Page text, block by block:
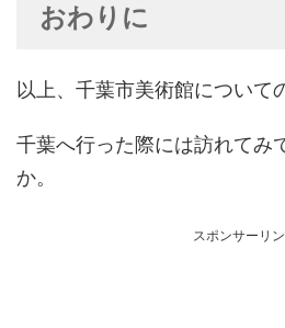
おわりに
以上、千葉市美術館について
千葉へ行った際には訪れてみ
か。
スポンサーリ